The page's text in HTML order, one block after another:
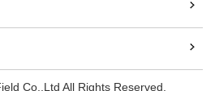
Co.,Ltd All Rights Reserved.